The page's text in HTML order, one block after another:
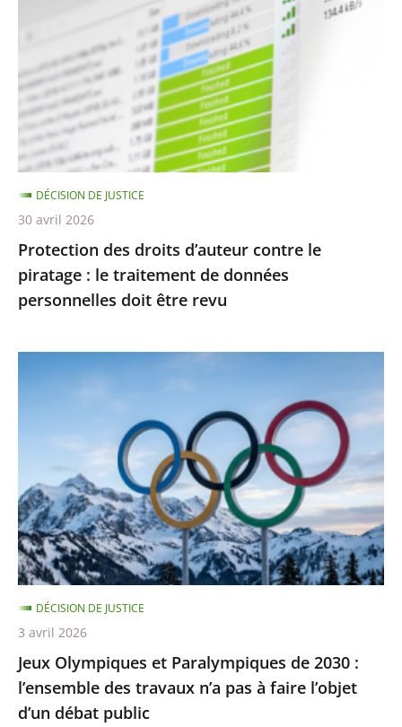
le
piratage
:
le
traitement
de
données
personnelles
doit
être
Protection des droits d’auteur contre le
piratage : le traitement de données
personnelles doit être revu
DÉCISION DE JUSTICE
30 avril 2026
Olympiques
Paralympiques
2030
:
l’ensemble
des
travaux
n’a
pas
à
faire
l’objet
Jeux Olympiques et Paralympiques de 2030 :
l’ensemble des travaux n’a pas à faire l’objet
d’un débat public
DÉCISION DE JUSTICE
3 avril 2026